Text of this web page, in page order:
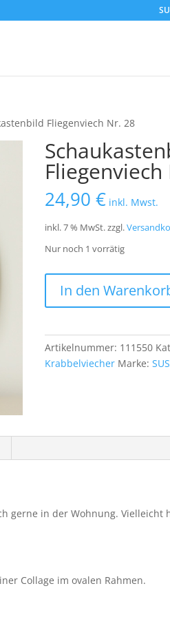
Fliegenviech Nr. 28
Fliegenviech
24,90€ inkl. Mwst.
inkl. 7 % MwSt.zzgl.
Nur noch 1 vorrätig
Fliegenviech
Nr.
Menge
In den
Artikelnummer: 111550
Krabbelviecher Marke:
gerne in der Wohnung. Vielleicht
Collage im ovalen Rahmen.